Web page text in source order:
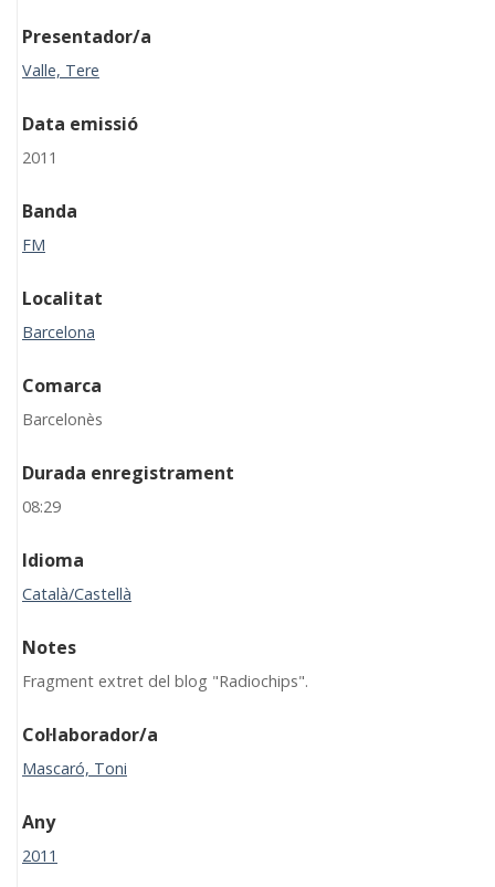
Presentador/a
Valle, Tere
Data emissió
2011
Banda
FM
Localitat
Barcelona
Comarca
Barcelonès
Durada enregistrament
08:29
Idioma
Català/Castellà
Notes
Fragment extret del blog "Radiochips".
Col·laborador/a
Mascaró, Toni
Any
2011